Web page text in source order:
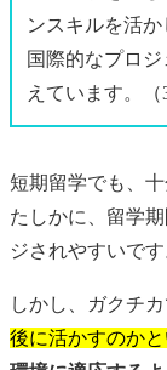
ンスキルを活
国際的なプロ
えています。（
短期留学でも、
たしかに、留学
ジされやすいです
しかし、ガクチ
後に活かすのかと